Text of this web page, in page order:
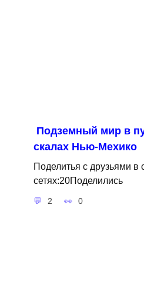
Подземный мир в
скалах Нью-Мехико
Поделитья с друзьями в
сетях:20Поделились
2 0